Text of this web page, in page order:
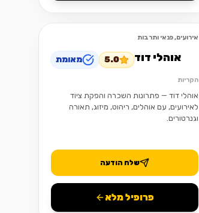
אירועים, פנאי ותרבות
אוהלי דוד 5.0 מאומת
הקריות
אוהלי דוד — פתרונות השכרה והפקת ציוד
לאירועים, עם אוהלים, ריהוט, מיזוג, תאורה
וגנרטורים.
שלח הודעה
פרופיל מלא